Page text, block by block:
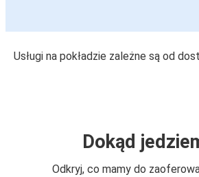
Usługi na pokładzie zależne są od
Dokąd
Odkryj, co mamy do